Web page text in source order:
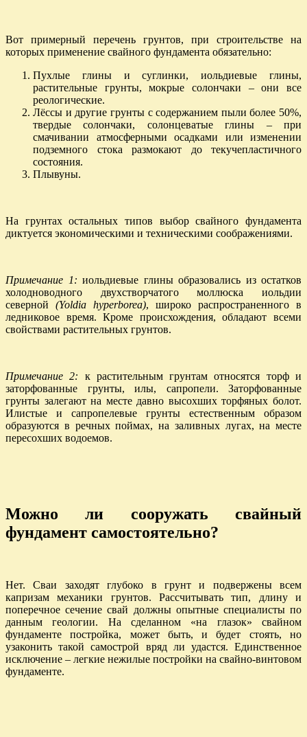
Вот примерный перечень грунтов, при строительстве на
которых применение свайного фундамента обязательно:
Пухлые глины и суглинки, иольдиевые глины,
растительные грунты, мокрые солончаки – они все
реологические.
Лёссы и другие грунты с содержанием пыли более 50%,
твердые солончаки, солонцеватые глины – при
смачивании атмосферными осадками или изменении
подземного стока размокают до текучепластичного
состояния.
Плывуны.
На грунтах остальных типов выбор свайного фундамента
диктуется экономическими и техническими соображениями.
Примечание 1: иольдиевые глины образовались из остатков
холодноводного двухстворчатого моллюска иольдии
северной (Yoldia hyperborea), широко распространенного в
ледниковое время. Кроме происхождения, обладают всеми
свойствами растительных грунтов.
Примечание 2: к растительным грунтам относятся торф и
заторфованные грунты, илы, сапропели. Заторфованные
грунты залегают на месте давно высохших торфяных болот.
Илистые и сапропелевые грунты естественным образом
образуются в речных поймах, на заливных лугах, на месте
пересохших водоемов.
Можно ли сооружать свайный
фундамент самостоятельно?
Нет. Сваи заходят глубоко в грунт и подвержены всем
капризам механики грунтов. Рассчитывать тип, длину и
поперечное сечение свай должны опытные специалисты по
данным геологии. На сделанном «на глазок» свайном
фундаменте постройка, может быть, и будет стоять, но
узаконить такой самострой вряд ли удастся. Единственное
исключение – легкие нежилые постройки на свайно-винтовом
фундаменте.